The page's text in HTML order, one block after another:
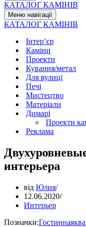
КАТАЛОГ КАМІНІВ
Меню навігації
КАТАЛОГ КАМІНІВ
Інтер’єр
Каміни
Проекти
Кування/метал
Для вулиці
Печі
Мистецтво
Матеріали
Димарі
Проекти
Реклама
интерьера
від Юлия
12.06.2020
Интерьер
Позначки:Гостинная